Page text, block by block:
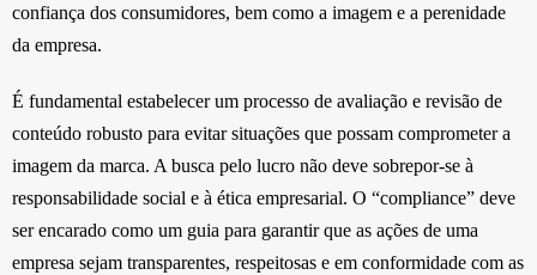
confiança dos consumidores, bem como a imagem e a perenidade
da empresa.
É fundamental estabelecer um processo de avaliação e revisão de
conteúdo robusto para evitar situações que possam comprometer a
imagem da marca. A busca pelo lucro não deve sobrepor-se à
responsabilidade social e à ética empresarial. O “compliance” deve
ser encarado como um guia para garantir que as ações de uma
empresa sejam transparentes, respeitosas e em conformidade com as